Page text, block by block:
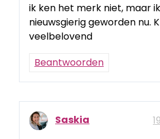
ik ken het merk niet, maar
nieuwsgierig geworden nu.
veelbelovend
Beantwoorden
Saskia